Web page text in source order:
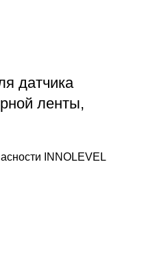
датчика
ленты,
INNOLEVEL